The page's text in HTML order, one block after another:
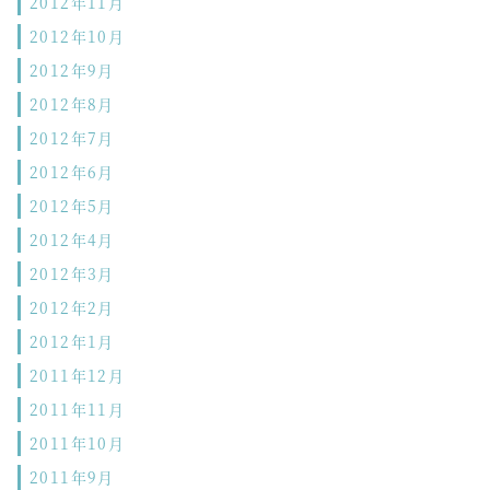
2012年10月
2012年9月
2012年8月
2012年7月
2012年6月
2012年5月
2012年4月
2012年3月
2012年2月
2012年1月
2011年12月
2011年11月
2011年10月
2011年9月